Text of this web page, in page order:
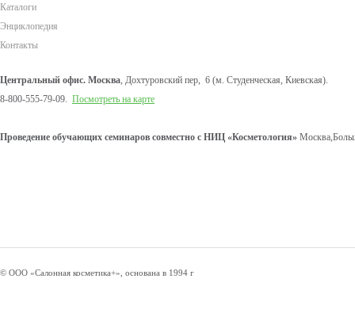
Каталоги
Энциклопедия
Контакты
Центральный офис. Москва, Дохтуровский пер, 6 (м. Студенческая, Киевская).
8-800-555-79-09. Посмотреть на карте
Проведение обучающих семинаров совместно с НИЦ «Косметология»
© ООО «Салонная косметика+», основана в 1994 г